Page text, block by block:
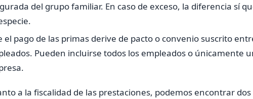
del grupo familiar. En caso de exceso, la diferencia sí
el pago de las primas derive de pacto o convenio suscrito
Pueden incluirse todos los empleados o únicamente
a la fiscalidad de las prestaciones, podemos encontrar dos